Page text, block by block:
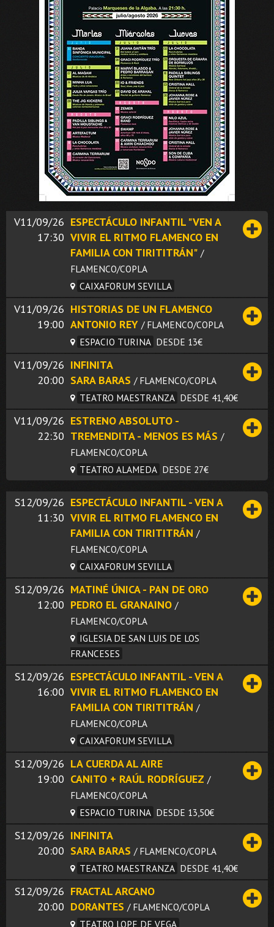
V11/09/26
17:30
ESPECTÁCULO INFANTIL "VEN A
VIVIR EL RITMO FLAMENCO EN
FAMILIA CON TIRITITRÁN" /
FLAMENCO/COPLA
CAIXAFORUM SEVILLA
V11/09/26
19:00
HISTORIAS DE UN FLAMENCO
ANTONIO REY / FLAMENCO/COPLA
ESPACIO TURINA DESDE 13€
V11/09/26
20:00
INFINITA
SARA BARAS / FLAMENCO/COPLA
TEATRO MAESTRANZA DESDE 41,40€
V11/09/26
22:30
ESTRENO ABSOLUTO -
TREMENDITA - MENOS ES MÁS /
FLAMENCO/COPLA
TEATRO ALAMEDA DESDE 27€
S12/09/26
11:30
ESPECTÁCULO INFANTIL - VEN A
VIVIR EL RITMO FLAMENCO EN
FAMILIA CON TIRITITRÁN /
FLAMENCO/COPLA
CAIXAFORUM SEVILLA
S12/09/26
12:00
MATINÉ ÚNICA - PAN DE ORO
PEDRO EL GRANAINO /
FLAMENCO/COPLA
IGLESIA DE SAN LUIS DE LOS
FRANCESES
S12/09/26
16:00
ESPECTÁCULO INFANTIL - VEN A
VIVIR EL RITMO FLAMENCO EN
FAMILIA CON TIRITITRÁN /
FLAMENCO/COPLA
CAIXAFORUM SEVILLA
S12/09/26
19:00
LA CUERDA AL AIRE
CANITO + RAÚL RODRÍGUEZ /
FLAMENCO/COPLA
ESPACIO TURINA DESDE 13,50€
S12/09/26
20:00
INFINITA
SARA BARAS / FLAMENCO/COPLA
TEATRO MAESTRANZA DESDE 41,40€
S12/09/26
20:00
FRACTAL ARCANO
DORANTES / FLAMENCO/COPLA
TEATRO LOPE DE VEGA